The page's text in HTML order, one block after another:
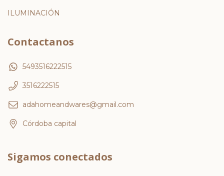
ILUMINACIÓN
Contactanos
5493516222515
3516222515
adahomeandwares@gmail.com
Córdoba capital
Sigamos conectados